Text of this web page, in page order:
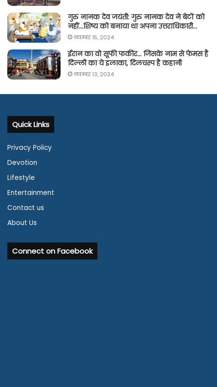
गुरु नानक देव जयंती: गुरु नानक देव ने बेटों को
नहीं…शिष्य को बनाया था अपना उत्तराधिकारी…
नवम्बर 15, 2024
ईरान का वो सूफी फकीर… जिसके नाम से फेमस है
दिल्ली का ये इलाका, दिलचस्प है कहानी
नवम्बर 13, 2024
Quick Links
Privacy Policy
Devotion
Lifestyle
Entertainment
Contact us
About Us
Connect on Facebook